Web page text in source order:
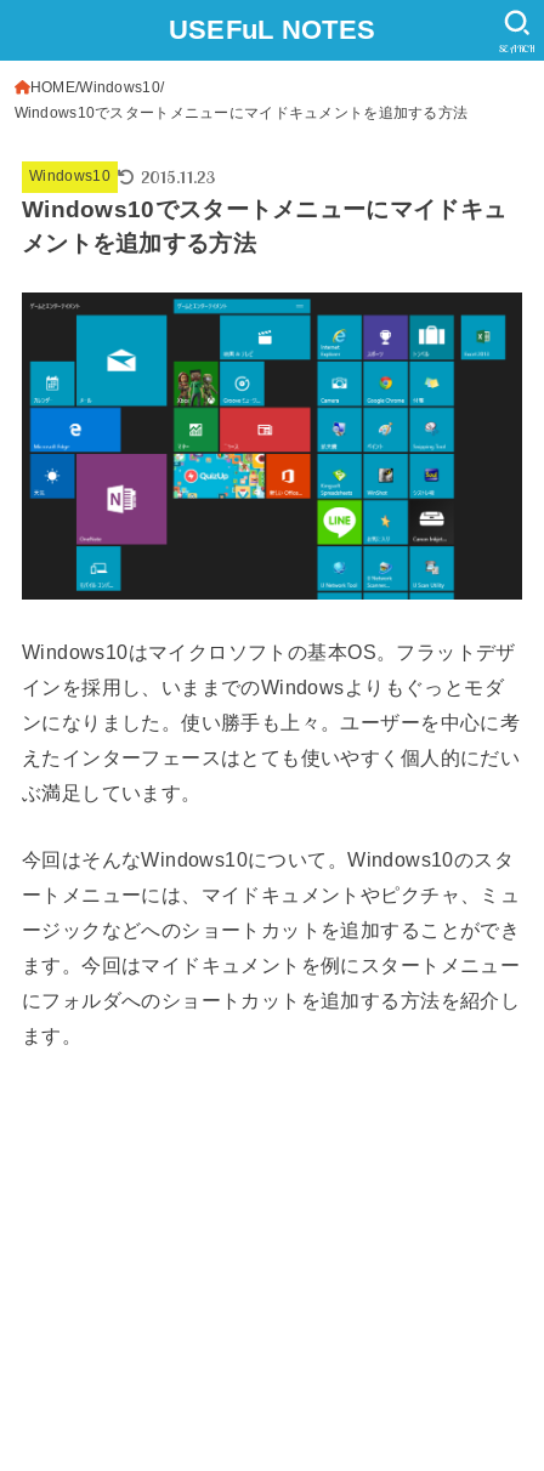
USEFuL NOTES
SEARCH
HOME Windows10
Windows10でスタートメニューにマイドキュメントを追加する方法
Windows10 2015.11.23
Windows10でスタートメニューにマイドキュ
メントを追加する方法
Windows10はマイクロソフトの基本OS。フラットデザ
インを採用し、いままでのWindowsよりもぐっとモダ
ンになりました。使い勝手も上々。ユーザーを中心に考
えたインターフェースはとても使いやすく個人的にだい
ぶ満足しています。
今回はそんなWindows10について。Windows10のスタ
ートメニューには、マイドキュメントやピクチャ、ミュ
ージックなどへのショートカットを追加することができ
ます。今回はマイドキュメントを例にスタートメニュー
にフォルダへのショートカットを追加する方法を紹介し
ます。